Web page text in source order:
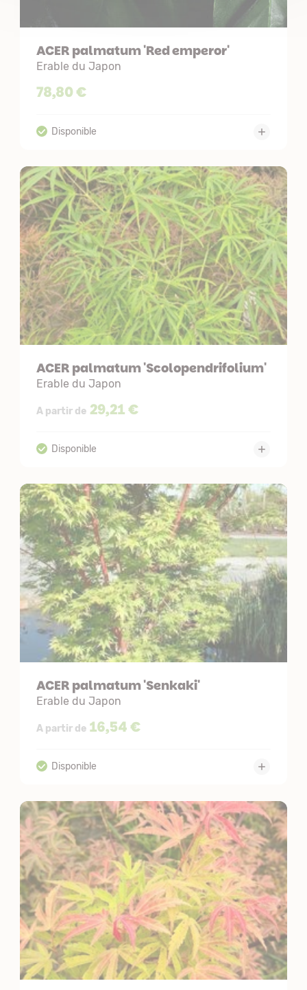
ACER palmatum 'Red emperor'
Erable du Japon
78,80 €
ACER palmatum 'Scolopendrifolium'
Erable du Japon
A partir de 29,21 €
ACER palmatum 'Senkaki'
Erable du Japon
A partir de 16,54 €